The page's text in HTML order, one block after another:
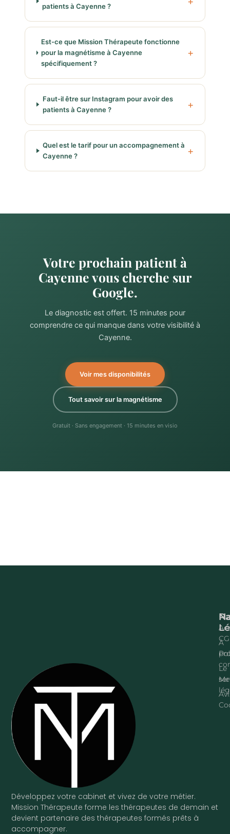
patients à Cayenne ?
Est-ce que Mission Thérapeute fonctionne
pour la magnétisme à Cayenne
spécifiquement ?
Faut-il être sur Instagram pour avoir des
patients à Cayenne ?
Quel est le tarif pour un accompagnement à
Cayenne ?
Votre prochain patient à
Cayenne vous cherche sur
Google.
Le diagnostic est offert. 15 minutes pour
comprendre ce qui manque dans votre visibilité à
Cayenne.
Voir mes disponibilités
Tout savoir sur la magnétisme
Gratuit · Sans engagement · 15 minutes en visio
Développez votre cabinet et vivez de votre métier.
Mission Thérapeute forme les thérapeutes de demain et
devient partenaire des thérapeutes formés prêts à
accompagner.
À
Le